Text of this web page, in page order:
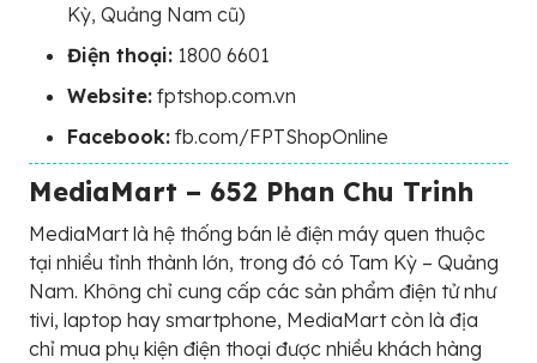
Kỳ, Quảng Nam cũ)
Điện thoại: 1800 6601
Website: fptshop.com.vn
Facebook: fb.com/FPTShopOnline
MediaMart – 652 Phan Chu Trinh
MediaMart là hệ thống bán lẻ điện máy quen thuộc
tại nhiều tỉnh thành lớn, trong đó có Tam Kỳ – Quảng
Nam. Không chỉ cung cấp các sản phẩm điện tử như
tivi, laptop hay smartphone, MediaMart còn là địa
chỉ mua phụ kiện điện thoại được nhiều khách hàng